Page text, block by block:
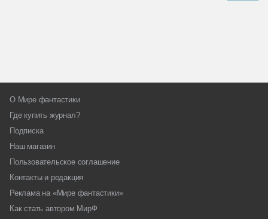
О Мире фантастики
Где купить журнал?
Подписка
Наш магазин
Пользовательское соглашение
Контакты и редакция
Реклама на «Мире фантастики»
Как стать автором МирФ